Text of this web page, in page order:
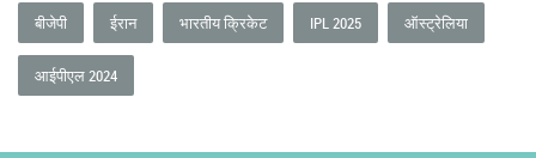
बीजेपी ईरान भारतीय क्रिकेट IPL 2025 ऑस्ट्रेलिया
आईपीएल 2024